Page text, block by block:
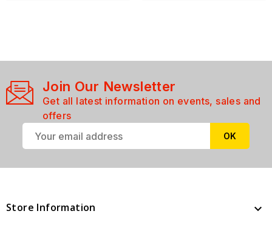
Join Our Newsletter
Get all latest information on events, sales and
offers
Store Information 